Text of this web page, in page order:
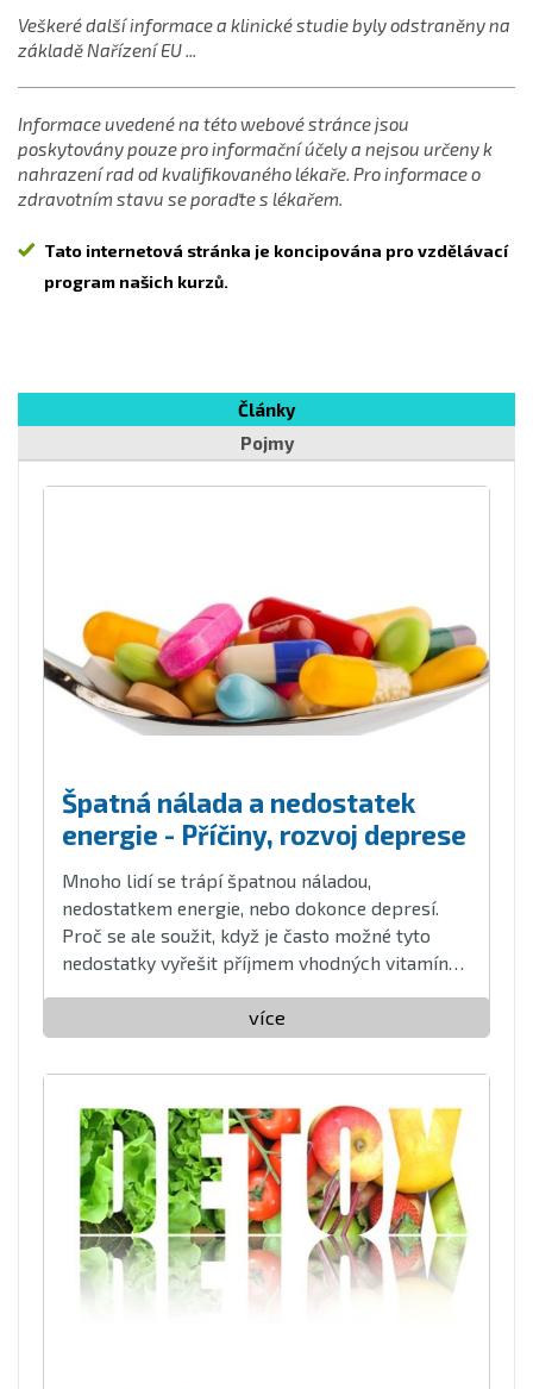
Veškeré další informace a klinické studie byly odstraněny na
základě Nařízení EU ...
Informace uvedené na této webové stránce jsou
poskytovány pouze pro informační účely a nejsou určeny k
nahrazení rad od kvalifikovaného lékaře. Pro informace o
zdravotním stavu se poraďte s lékařem.
Tato internetová stránka je koncipována pro vzdělávací
program našich kurzů.
Články
Pojmy
Špatná nálada a nedostatek
energie - Příčiny, rozvoj deprese
Mnoho lidí se trápí špatnou náladou,
nedostatkem energie, nebo dokonce depresí.
Proč se ale soužit, když je často možné tyto
nedostatky vyřešit příjmem vhodných vitamínů
více